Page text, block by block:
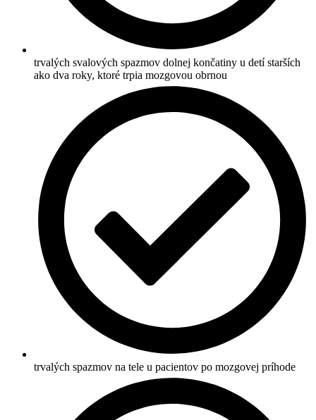
trvalých svalových spazmov dolnej končatiny u detí starších
ako dva roky, ktoré trpia mozgovou obrnou
trvalých spazmov na tele u pacientov po mozgovej príhode